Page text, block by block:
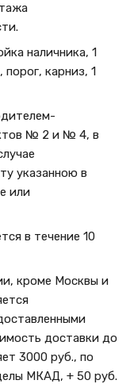
наличника, 1
карниз, 1
№ 2 и № 4, в
указанною в
или
в течение 10
кроме Москвы и
доставки до
3000 руб., по
МКАД, + 50 руб.